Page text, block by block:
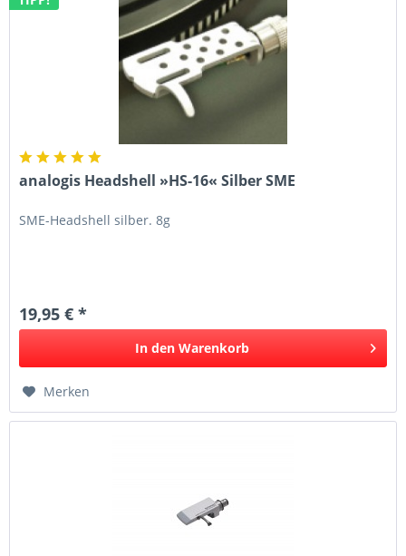
analogis Headshell »HS-16« Silber SME
SME-Headshell silber. 8g
19,95 € *
In den Warenkorb
Merken